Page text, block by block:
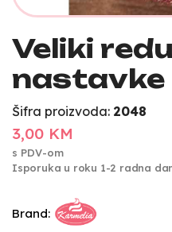
Veliki
nastavke
Šifra proizvoda: 2048
3,00 KM
s PDV-om
Isporuka u roku 1-2 radna
Brand: